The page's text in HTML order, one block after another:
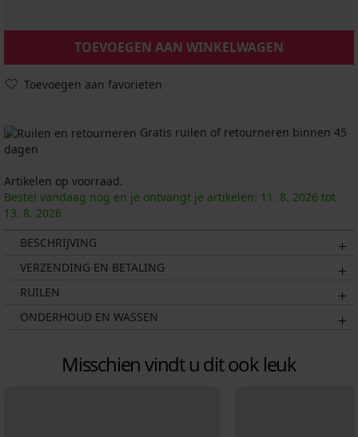
TOEVOEGEN AAN WINKELWAGEN
Toevoegen aan favorieten
Gratis ruilen of retourneren binnen 45
dagen
Artikelen op voorraad.
Bestel vandaag nog en je ontvangt je artikelen: 11. 8. 2026 tot
13. 8. 2026
BESCHRIJVING
VERZENDING EN BETALING
RUILEN
ONDERHOUD EN WASSEN
Misschien vindt u dit ook leuk